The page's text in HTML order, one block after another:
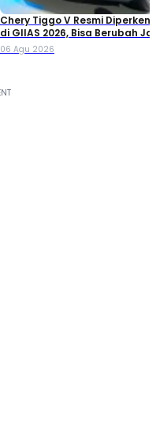
Chery Tiggo V Resmi
di GIIAS 2026, Bisa Berubah
Double Cabin
06 Agu 2026